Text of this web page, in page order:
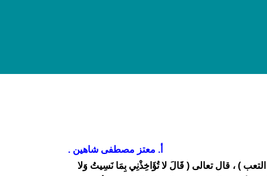
أ. معتز مصطفى شاهين .
) ، قال تعالى ( قَالَ لا تُؤَاخِذْنِي بِمَا نَسِيتُ وَلا